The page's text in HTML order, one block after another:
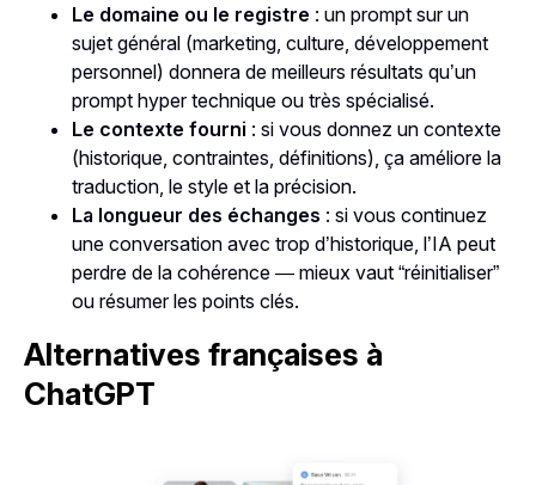
Le domaine ou le registre : un prompt sur un
sujet général (marketing, culture, développement
personnel) donnera de meilleurs résultats qu’un
prompt hyper technique ou très spécialisé.
Le contexte fourni : si vous donnez un contexte
(historique, contraintes, définitions), ça améliore la
traduction, le style et la précision.
La longueur des échanges : si vous continuez
une conversation avec trop d’historique, l’IA peut
perdre de la cohérence — mieux vaut “réinitialiser”
ou résumer les points clés.
Alternatives françaises à
ChatGPT